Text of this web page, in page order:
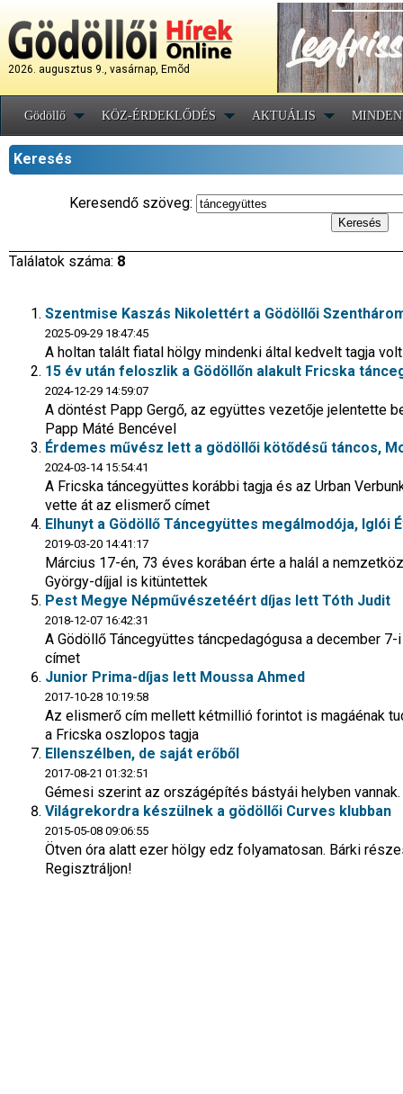
2026. augusztus 9., vasárnap, Emõd
Gödöllő KÖZ-ÉRDEKLŐDÉS AKTUÁLIS
Keresés
Keresendő szöveg:
Találatok száma: 8
Szentmise Kaszás Nikolettért a Gödöllői
2025-09-29 18:47:45
A holtan talált fiatal hölgy mindenki által kedvelt tagja
15 év után feloszlik a Gödöllőn alakult Fricska
2024-12-29 14:59:07
A döntést Papp Gergő, az együttes vezetője jelentette
Papp Máté Bencével
Érdemes művész lett a gödöllői kötődésű táncos,
2024-03-14 15:54:41
A Fricska táncegyüttes korábbi tagja és az Urban
vette át az elismerő címet
Elhunyt a Gödöllő Táncegyüttes megálmodója, Iglói
2019-03-20 14:41:17
Március 17-én, 73 éves korában érte a halál a
György-díjjal is kitüntettek
Pest Megye Népművészetéért díjas lett Tóth Judit
2018-12-07 16:42:31
A Gödöllő Táncegyüttes táncpedagógusa a december
címet
Junior Prima-díjas lett Moussa Ahmed
2017-10-28 10:19:58
Az elismerő cím mellett kétmillió forintot is magáénak
a Fricska oszlopos tagja
Ellenszélben, de saját erőből
2017-08-21 01:32:51
Gémesi szerint az országépítés bástyái helyben
Világrekordra készülnek a gödöllői Curves klubban
2015-05-08 09:06:55
Ötven óra alatt ezer hölgy edz folyamatosan. Bárki
Regisztráljon!